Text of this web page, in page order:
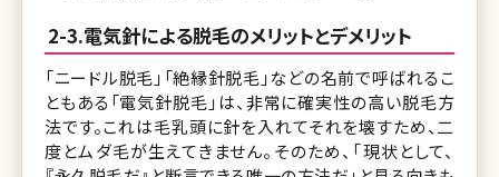
2-3.電気針による脱毛のメリットとデメリット
「ニードル脱毛」「絶縁針脱毛」などの名前で呼ばれるこ
ともある「電気針脱毛」は、非常に確実性の高い脱毛方
法です。これは毛乳頭に針を入れてそれを壊すため、二
度とムダ毛が生えてきません。そのため、「現状として、